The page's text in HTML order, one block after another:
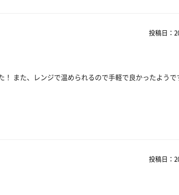
投稿日：
！ また、レンジで温められるので手軽で良かったようで
投稿日：